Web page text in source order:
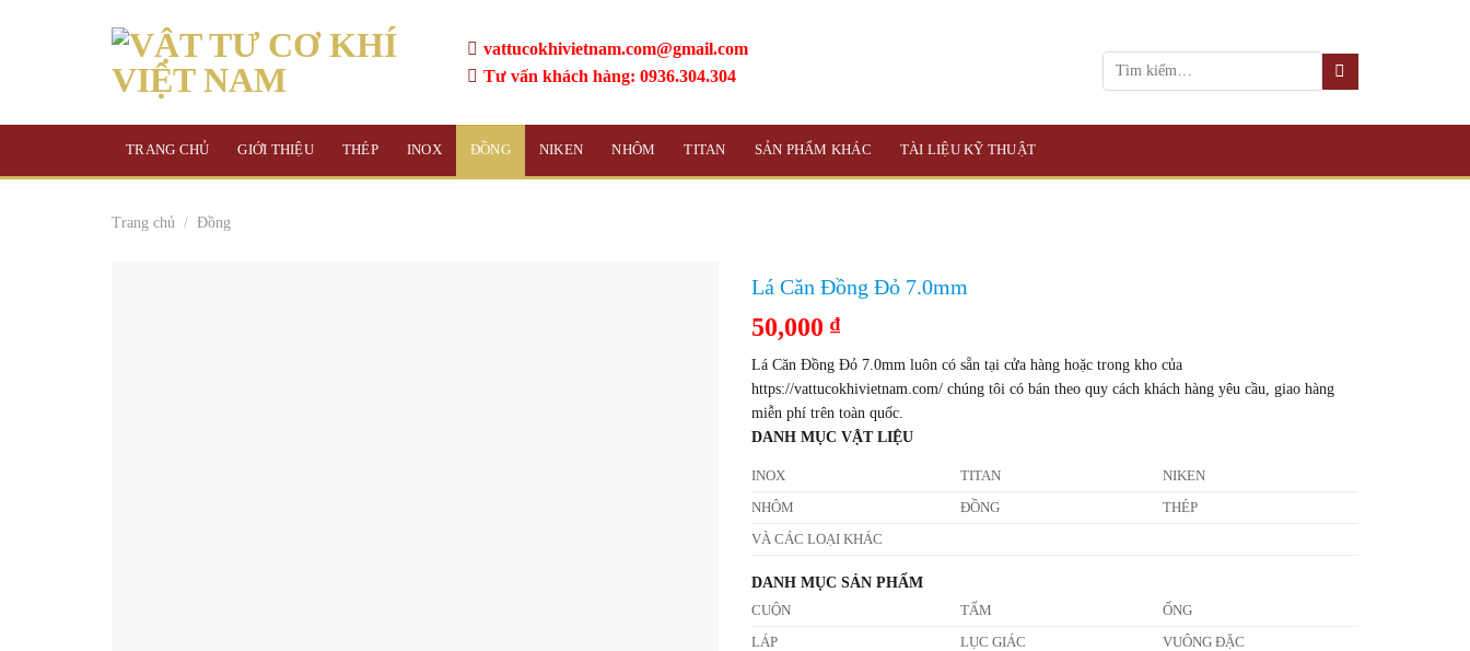
vattucokhivietnam.com@gmail.com
Tư vấn khách hàng: 0936.304.304
TRANG CHỦ GIỚI THIỆU THÉP INOX ĐỒNG NIKEN NHÔM TITAN SẢN PHẨM KHÁC TÀI LIỆU KỸ THUẬT
Trang chủ / Đồng
Lá Căn Đồng Đỏ 7.0mm
50,000 ₫
Lá Căn Đồng Đỏ 7.0mm luôn có sẵn tại cửa hàng hoặc trong kho của
https://vattucokhivietnam.com/ chúng tôi có bán theo quy cách khách hàng yêu cầu, giao hàng
miễn phí trên toàn quốc.
DANH MỤC VẬT LIỆU
INOX TITAN NIKEN
NHÔM ĐỒNG THÉP
VÀ CÁC LOẠI KHÁC
DANH MỤC SẢN PHẨM
CUỘN TẤM ỐNG
LÁP LỤC GIÁC VUÔNG ĐẶC